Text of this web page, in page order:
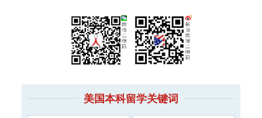
美国本科留学关键词